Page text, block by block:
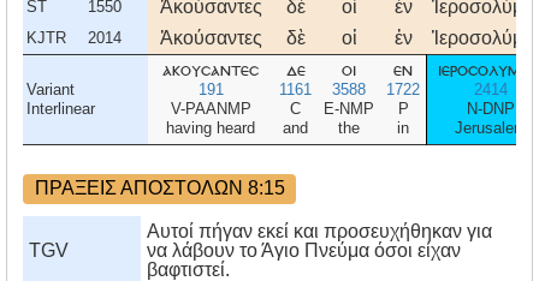
ST 1550 Ἀκούσαντες δὲ οἱ ἐν
KJTR 2014 Ἀκούσαντες δὲ οἱ ἐν
Variant
Interlinear
ακουσαντεσ
191
V-PAANMP
having heard
δε
1161
C
and
οι
3588
E-NMP
the
εν
1722
P
in
2414
N-DNP
Jerusalem
ΠΡΑΞΕΙΣ ΑΠΟΣΤΟΛΩΝ 8:15
TGV
Αυτοί πήγαν εκεί και προσευχήθηκαν για
να λάβουν το Άγιο Πνεύμα όσοι είχαν
βαφτιστεί.